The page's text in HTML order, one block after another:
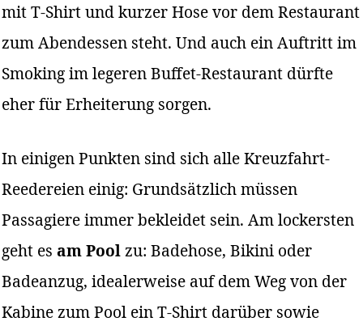
mit T-Shirt und kurzer Hose vor dem Restaurant
zum Abendessen steht. Und auch ein Auftritt im
Smoking im legeren Buffet-Restaurant dürfte
eher für Erheiterung sorgen.
In einigen Punkten sind sich alle Kreuzfahrt-
Reedereien einig: Grundsätzlich müssen
Passagiere immer bekleidet sein. Am lockersten
geht esam Poolzu: Badehose, Bikini oder
Badeanzug, idealerweise auf dem Weg von der
Kabine zum Pool ein T-Shirt darüber sowie